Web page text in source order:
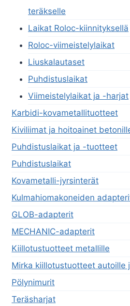
teräkselle
Laikat Roloc-kiinnityksellä
Roloc-viimeistelylaikat
Liuskalautaset
Puhdistuslaikat
Viimeistelylaikat ja -harjat
Karbidi-kovametallituotteet
Kiviliimat ja hoitoainet
Puhdistuslaikat ja -tuotteet
Puhdistuslaikat
Kovametalli-jyrsinterät
Kulmahiomakoneiden
GLOB-adapterit
MECHANIC-adapterit
Kiillotustuotteet metallille
Mirka kiillotustuotteet autoille
Pölynimurit
Teräsharjat